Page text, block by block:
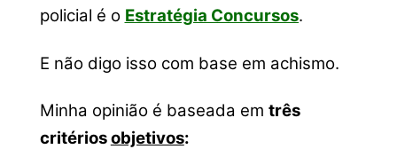
policial é o Estratégia Concursos.
E não digo isso com base em achismo.
Minha opinião é baseada em três
critériosobjetivos: